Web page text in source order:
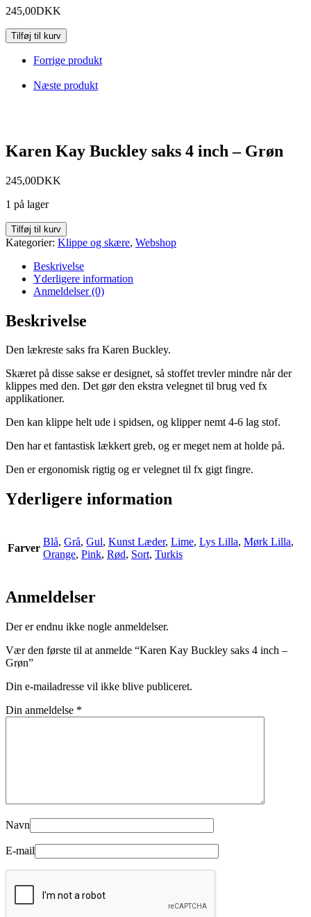
245,00DKK
Tilføj til kurv
Forrige produkt
Næste produkt
Karen Kay Buckley saks 4 inch – Grøn
245,00DKK
1 på lager
Tilføj til kurv
Kategorier: Klippe og skære, Webshop
Beskrivelse
Yderligere information
Anmeldelser (0)
Beskrivelse
Den lækreste saks fra Karen Buckley.
Skæret på disse sakse er designet, så stoffet trevler mindre når der
klippes med den. Det gør den ekstra velegnet til brug ved fx
applikationer.
Den kan klippe helt ude i spidsen, og klipper nemt 4-6 lag stof.
Den har et fantastisk lækkert greb, og er meget nem at holde på.
Den er ergonomisk rigtig og er velegnet til fx gigt fingre.
Yderligere information
Farver
Blå, Grå, Gul, Kunst Læder, Lime, Lys Lilla, Mørk Lilla,
Orange, Pink, Rød, Sort, Turkis
Anmeldelser
Der er endnu ikke nogle anmeldelser.
Vær den første til at anmelde “Karen Kay Buckley saks 4 inch –
Grøn”
Din e-mailadresse vil ikke blive publiceret.
Din anmeldelse *
Navn
E-mail